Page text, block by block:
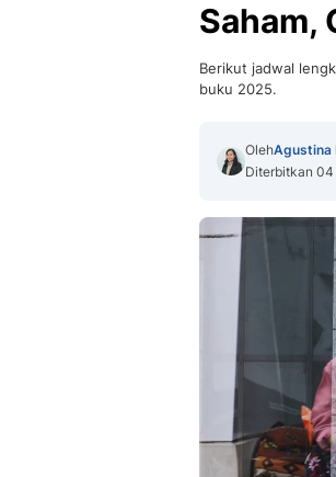
Saham,
Berikut jadwal
buku 2025.
OlehAgustina
Diterbitkan 04